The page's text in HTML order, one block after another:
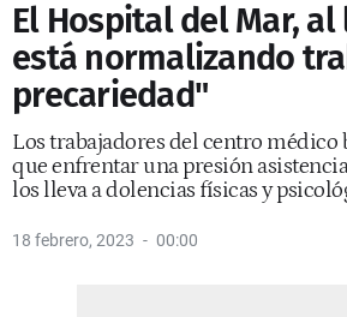
El Hospital del Mar,
está normalizando
precariedad"
Los trabajadores del centro médico
que enfrentar una presión
los lleva a dolencias físicas y
18 febrero, 2023 00:00